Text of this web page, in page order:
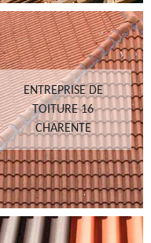
ENTREPRISE DE
TOITURE 16
CHARENTE